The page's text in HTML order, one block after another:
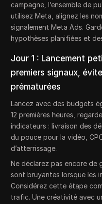
campagne, l’ensemble de
utilisez Meta, alignez les
signalement Meta Ads.
hypothèses planifiées et
Jour 1 : Lancement
premiers signaux,
prématurées
Lancez avec des budgets
12 premières heures,
indicateurs : livraison des
du pouce pour la vidéo,
d’atterrissage.
Ne déclarez pas encore de
sont bruyantes lorsque les
Considérez cette étape
trafic. Une créativité avec